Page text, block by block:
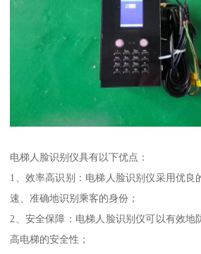
电梯人脸识别仪具有以下优点：
1、效率高识别：电梯人脸识别仪采用优良
速、准确地识别乘客的身份；
2、安全保障：电梯人脸识别仪可以有效地
高电梯的安全性；